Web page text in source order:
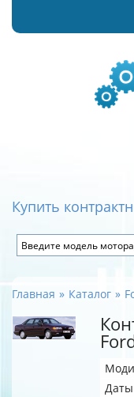
Купить
Главная Каталог